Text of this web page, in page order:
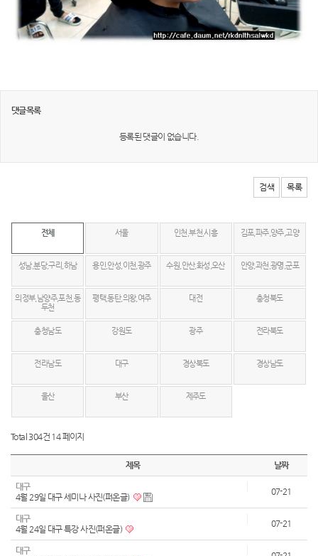
댓글목록
등록된 댓글이 없습니다.
검색 목록
전체 서울 인천,부천,시흥 김포,파주,양주,고양
성남,분당,구리,하남 용인,안성,이천,광주 수원,안산,화성,오산 안양,과천,광명,군포
의정부,남양주,포천,동
두천
평택,동탄,의왕,여주 대전 충청북도
충청남도 강원도 광주 전라북도
전라남도 대구 경상북도 경상남도
울산 부산 제주도
Total 304건 14 페이지
제목 날짜
대구
4월 29일 대구 세미나 사진(퍼온글)
07-21
대구
4월 24일 대구 특강 사진(퍼온글)
07-21
대구